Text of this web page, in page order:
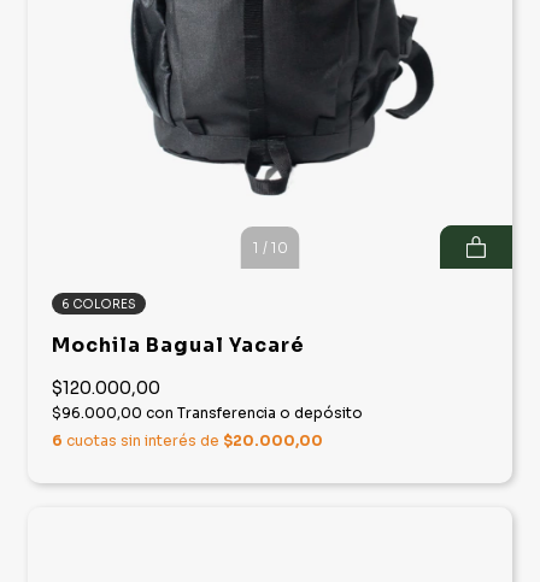
1 / 10
6 COLORES
Mochila Bagual Yacaré
$120.000,00
$96.000,00 con Transferencia o depósito
6 cuotas sin interés de $20.000,00